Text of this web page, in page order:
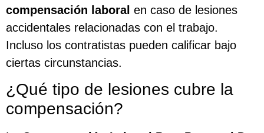
compensación laboral en caso de lesiones
accidentales relacionadas con el trabajo.
Incluso los contratistas pueden calificar bajo
ciertas circunstancias.
¿Qué tipo de lesiones cubre la
compensación?